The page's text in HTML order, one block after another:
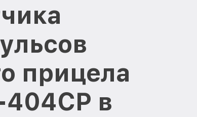
прицела
в